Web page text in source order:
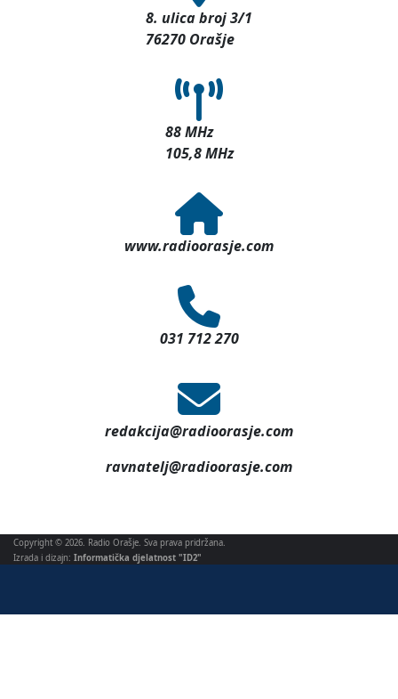
8. ulica broj 3/1
76270 Orašje
88 MHz
105,8 MHz
www.radioorasje.com
031 712 270
redakcija@radioorasje.com
ravnatelj@radioorasje.com
Copyright © 2026. Radio Orašje. Sva prava pridržana.
Izrada i dizajn: Informatička djelatnost "ID2"